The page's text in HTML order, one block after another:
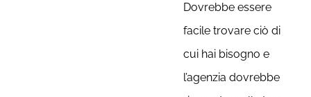
Dovrebbe essere
facile trovare ciò di
cui hai bisogno e
l’agenzia dovrebbe